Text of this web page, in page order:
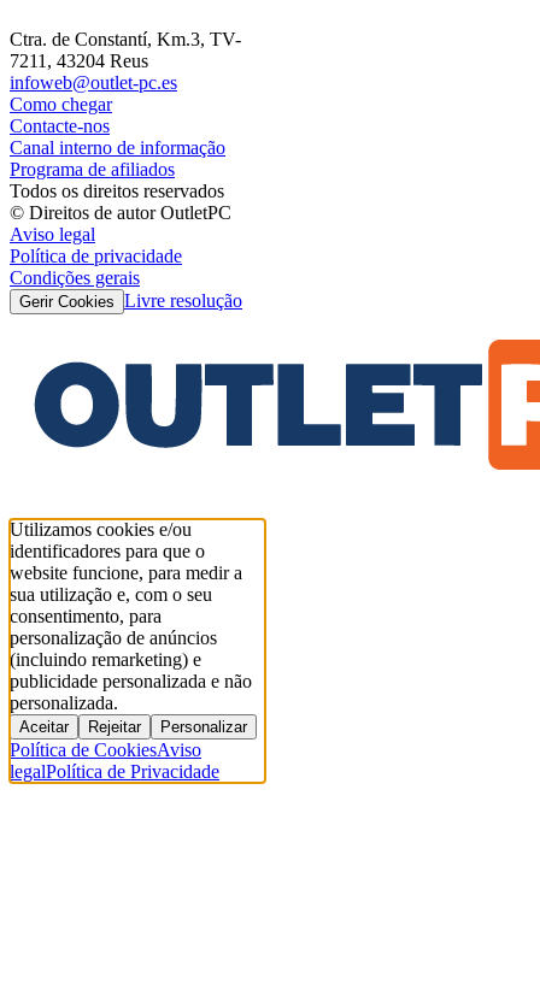
Ctra. de Constantí, Km.3, TV-
7211, 43204 Reus
infoweb@outlet-pc.es
Como chegar
Contacte-nos
Canal interno de informação
Programa de afiliados
Todos os direitos reservados
© Direitos de autor OutletPC
Aviso legal
Política de privacidade
Condições gerais
Gerir Cookies Livre resolução
Utilizamos cookies e/ou
identificadores para que o
website funcione, para medir a
sua utilização e, com o seu
consentimento, para
personalização de anúncios
(incluindo remarketing) e
publicidade personalizada e não
personalizada.
Aceitar Rejeitar Personalizar
Política de CookiesAviso
legalPolítica de Privacidade